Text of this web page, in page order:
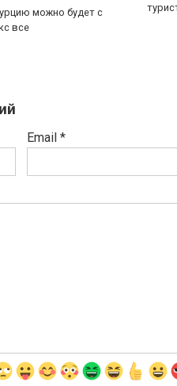
можно будет с
все
Email *